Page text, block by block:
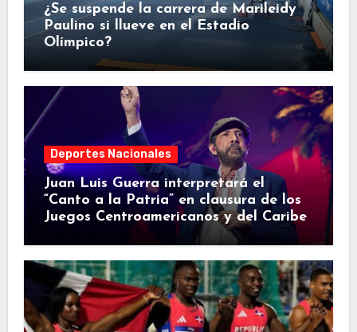
¿Se suspende la carrera de Marileidy
Paulino si llueve en el Estadio
Olímpico?
Deportes Nacionales
Juan Luis Guerra interpretará el
“Canto a la Patria” en clausura de los
Juegos Centroamericanos y del Caribe